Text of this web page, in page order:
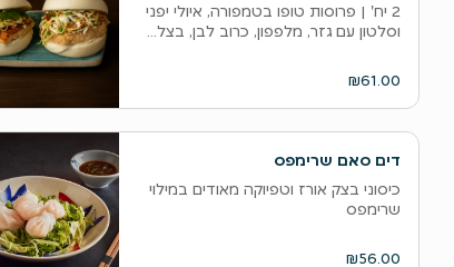
2 יח' | פרוסות טופו בטמפורה, איולי יפני
וסלטון עם גזר, מלפפון, כרוב לבן, בצל...
₪61.00
דים סאם שרימפס
כיסוני בצק אורז וטפיוקה מאודים במילוי
שרימפס
₪56.00